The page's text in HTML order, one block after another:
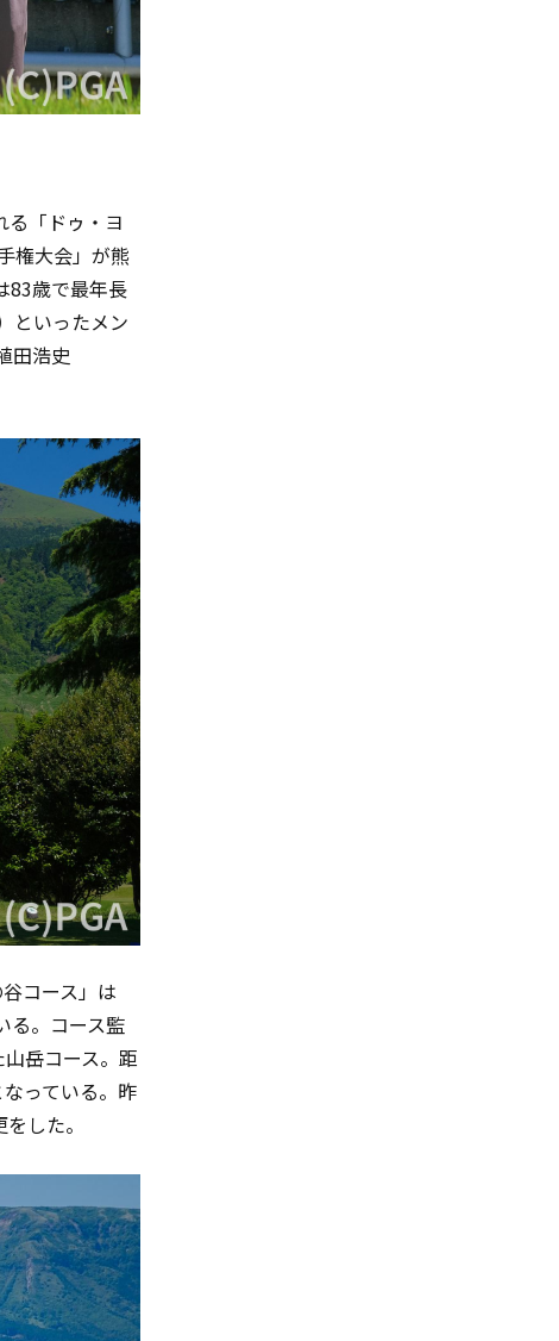
る「ドゥ・ヨ
権大会」が熊
83歳で最年長
といったメン
田浩史
コース」は
る。コース監
岳コース。距
っている。昨
した。